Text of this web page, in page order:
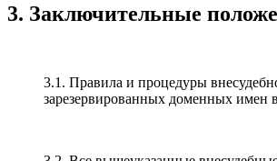
3. Заключительные
3.1. Правила и процедуры
зарезервированных доменных имен